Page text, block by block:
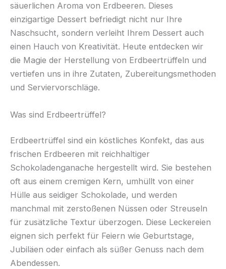
säuerlichen Aroma von Erdbeeren. Dieses
einzigartige Dessert befriedigt nicht nur Ihre
Naschsucht, sondern verleiht Ihrem Dessert auch
einen Hauch von Kreativität. Heute entdecken wir
die Magie der Herstellung von Erdbeertrüffeln und
vertiefen uns in ihre Zutaten, Zubereitungsmethoden
und Serviervorschläge.
Was sind Erdbeertrüffel?
Erdbeertrüffel sind ein köstliches Konfekt, das aus
frischen Erdbeeren mit reichhaltiger
Schokoladenganache hergestellt wird. Sie bestehen
oft aus einem cremigen Kern, umhüllt von einer
Hülle aus seidiger Schokolade, und werden
manchmal mit zerstoßenen Nüssen oder Streuseln
für zusätzliche Textur überzogen. Diese Leckereien
eignen sich perfekt für Feiern wie Geburtstage,
Jubiläen oder einfach als süßer Genuss nach dem
Abendessen.